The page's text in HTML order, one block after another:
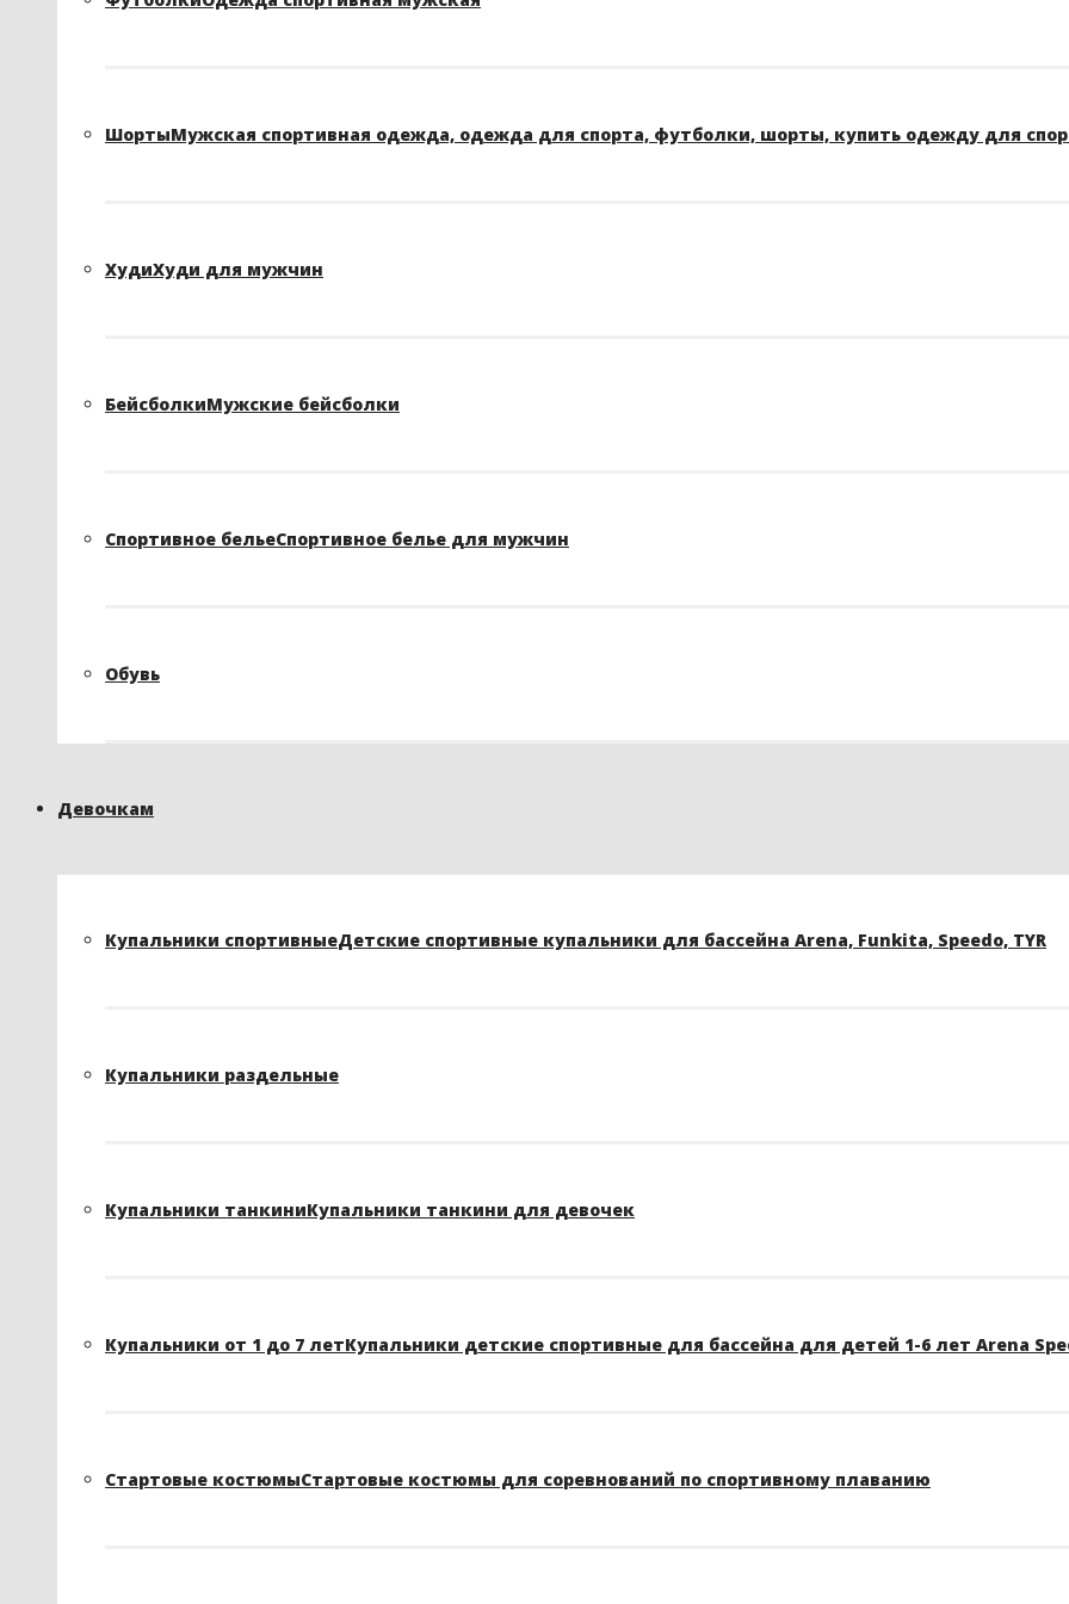
ШортыМужская спортивная одежда, одежда для спорта, футболки, шорты, купить одежду для
ХудиХуди для мужчин
БейсболкиМужские бейсболки
Спортивное бельеСпортивное белье для мужчин
Обувь
Девочкам
Купальники спортивныеДетские спортивные купальники для бассейна Arena, Funkita, Speedo, TYR
Купальники раздельные
Купальники танкиниКупальники танкини для девочек
Купальники от 1 до 7 летКупальники детские спортивные для бассейна для детей 1-6 лет Arena
Стартовые костюмыСтартовые костюмы для соревнований по спортивному плаванию